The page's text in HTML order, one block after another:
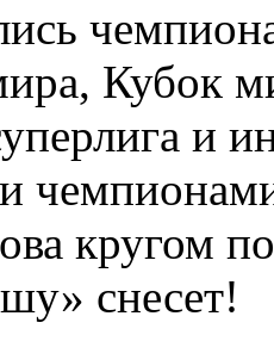
Кубок
и
кругом
снесет!